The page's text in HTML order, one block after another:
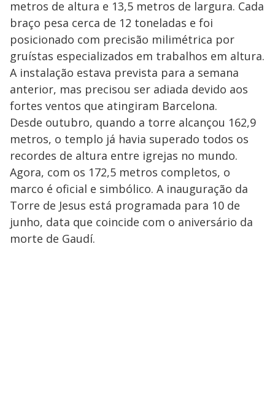
metros de altura e 13,5 metros de largura. Cada
braço pesa cerca de 12 toneladas e foi
posicionado com precisão milimétrica por
gruístas especializados em trabalhos em altura.
A instalação estava prevista para a semana
anterior, mas precisou ser adiada devido aos
fortes ventos que atingiram Barcelona.
Desde outubro, quando a torre alcançou 162,9
metros, o templo já havia superado todos os
recordes de altura entre igrejas no mundo.
Agora, com os 172,5 metros completos, o
marco é oficial e simbólico. A inauguração da
Torre de Jesus está programada para 10 de
junho, data que coincide com o aniversário da
morte de Gaudí.